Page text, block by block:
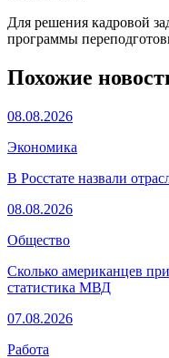
Для решения кадровой
программы
Похожие
08.08.2026
Экономика
В Росстате назвали
08.08.2026
Общество
Сколько американцев
статистика МВД
07.08.2026
Работа